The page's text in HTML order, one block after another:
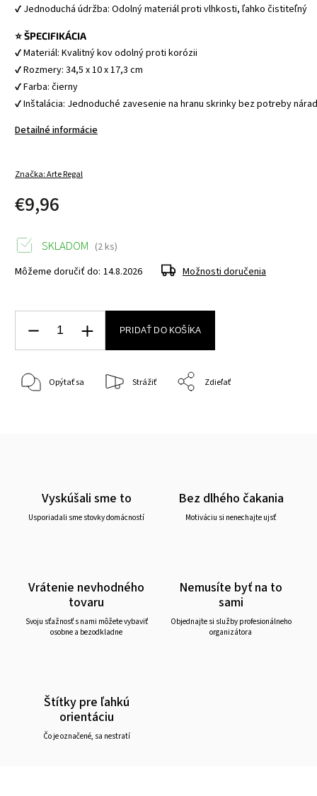
✔ Jednoduchá údržba: Odolný materiál proti vlhkosti, ľahko čistiteľný
⭐ ŠPECIFIKÁCIA
✔ Materiál: Kvalitný kov odolný proti korózii
✔ Rozmery: 34,5 x 10 x 17,3 cm
✔ Farba: čierny
✔ Inštalácia: Jednoduché zavesenie na hranu skrinky bez potreby
Detailné informácie
Značka:Arte Regal
€9,96
SKLADOM (2 ks)
Môžeme doručiť do: 14.8.2026 Možnosti doručenia
PRIDAŤ DO KOŠÍKA
Opýtať sa Strážiť Zdieľať
Vyskúšali sme to
Usporiadali sme stovky domácností
Bez dlhého čakania
Motiváciu si nenechajte ujsť
Vrátenie nevhodného
tovaru
Svoju sťažnosť s nami môžete vybaviť
osobne a bezodkladne
Nemusíte byť na to
sami
Objednajte si služby profesionálneho
organizátora
Štítky pre ľahkú
orientáciu
Čo je označené, sa nestratí